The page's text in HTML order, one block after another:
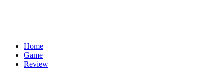
Home
Game
Review